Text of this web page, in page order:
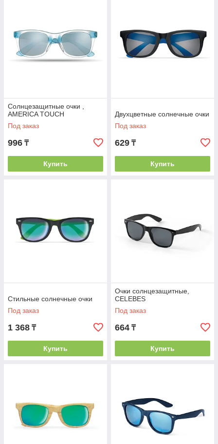
Солнцезащитные очки ,
AMERICA TOUCH
Под заказ
996 ₸
Купить
Двухцветные солнечные очки
Под заказ
629 ₸
Купить
Стильные солнечные очки
Под заказ
1 368 ₸
Купить
Очки солнцезащитные,
CELEBES
Под заказ
664 ₸
Купить